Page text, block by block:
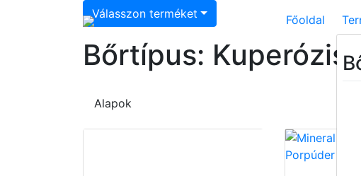
Főoldal
Válasszon terméket
Bőrtípus: Kuperózis
Alapok